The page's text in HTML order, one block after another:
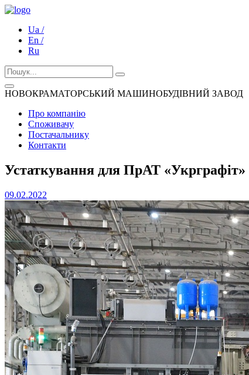
Ua /
En /
Ru
НОВОКРАМАТОРСЬКИЙ МАШИНОБУДІВНИЙ ЗАВОД
Про компанію
Споживачу
Постачальнику
Контакти
Устаткування для ПрАТ «Укрграфіт»
09.02.2022